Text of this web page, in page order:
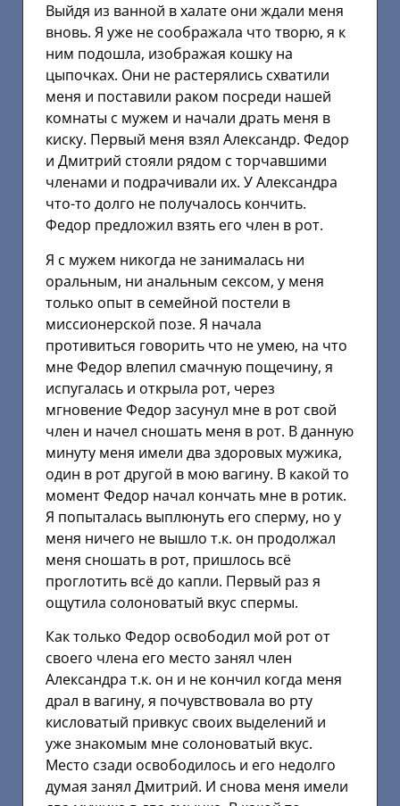
Выйдя из ванной в халате они ждали меня
вновь. Я уже не соображала что творю, я к
ним подошла, изображая кошку на
цыпочках. Они не растерялись схватили
меня и поставили раком посреди нашей
комнаты с мужем и начали драть меня в
киску. Первый меня взял Александр. Федор
и Дмитрий стояли рядом с торчавшими
членами и подрачивали их. У Александра
что-то долго не получалось кончить.
Федор предложил взять его член в рот.
Я с мужем никогда не занималась ни
оральным, ни анальным сексом, у меня
только опыт в семейной постели в
миссионерской позе. Я начала
противиться говорить что не умею, на что
мне Федор влепил смачную пощечину, я
испугалась и открыла рот, через
мгновение Федор засунул мне в рот свой
член и начел сношать меня в рот. В данную
минуту меня имели два здоровых мужика,
один в рот другой в мою вагину. В какой то
момент Федор начал кончать мне в ротик.
Я попыталась выплюнуть его сперму, но у
меня ничего не вышло т.к. он продолжал
меня сношать в рот, пришлось всё
проглотить всё до капли. Первый раз я
ощутила солоноватый вкус спермы.
Как только Федор освободил мой рот от
своего члена его место занял член
Александра т.к. он и не кончил когда меня
драл в вагину, я почувствовала во рту
кисловатый привкус своих выделений и
уже знакомым мне солоноватый вкус.
Место сзади освободилось и его недолго
думая занял Дмитрий. И снова меня имели